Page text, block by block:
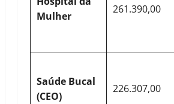
Mulher
261.390,00
Saúde Bucal
(CEO)
226.307,00